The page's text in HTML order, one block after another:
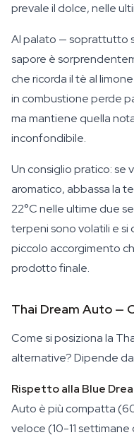
prevale il dolce, nelle
Al palato — soprattutto
sapore è
che ricorda il tè al
in combustione perde
ma mantiene quella
inconfondibile.
Un consiglio pratico: se
aromatico, abbassa la
22°C nelle ultime due
terpeni sono volatili e si
piccolo accorgimento
prodotto finale.
Thai Dream Auto —
Come si posiziona la
alternative? Dipende da
Rispetto alla Blue
Auto è più compatta
veloce (10-11